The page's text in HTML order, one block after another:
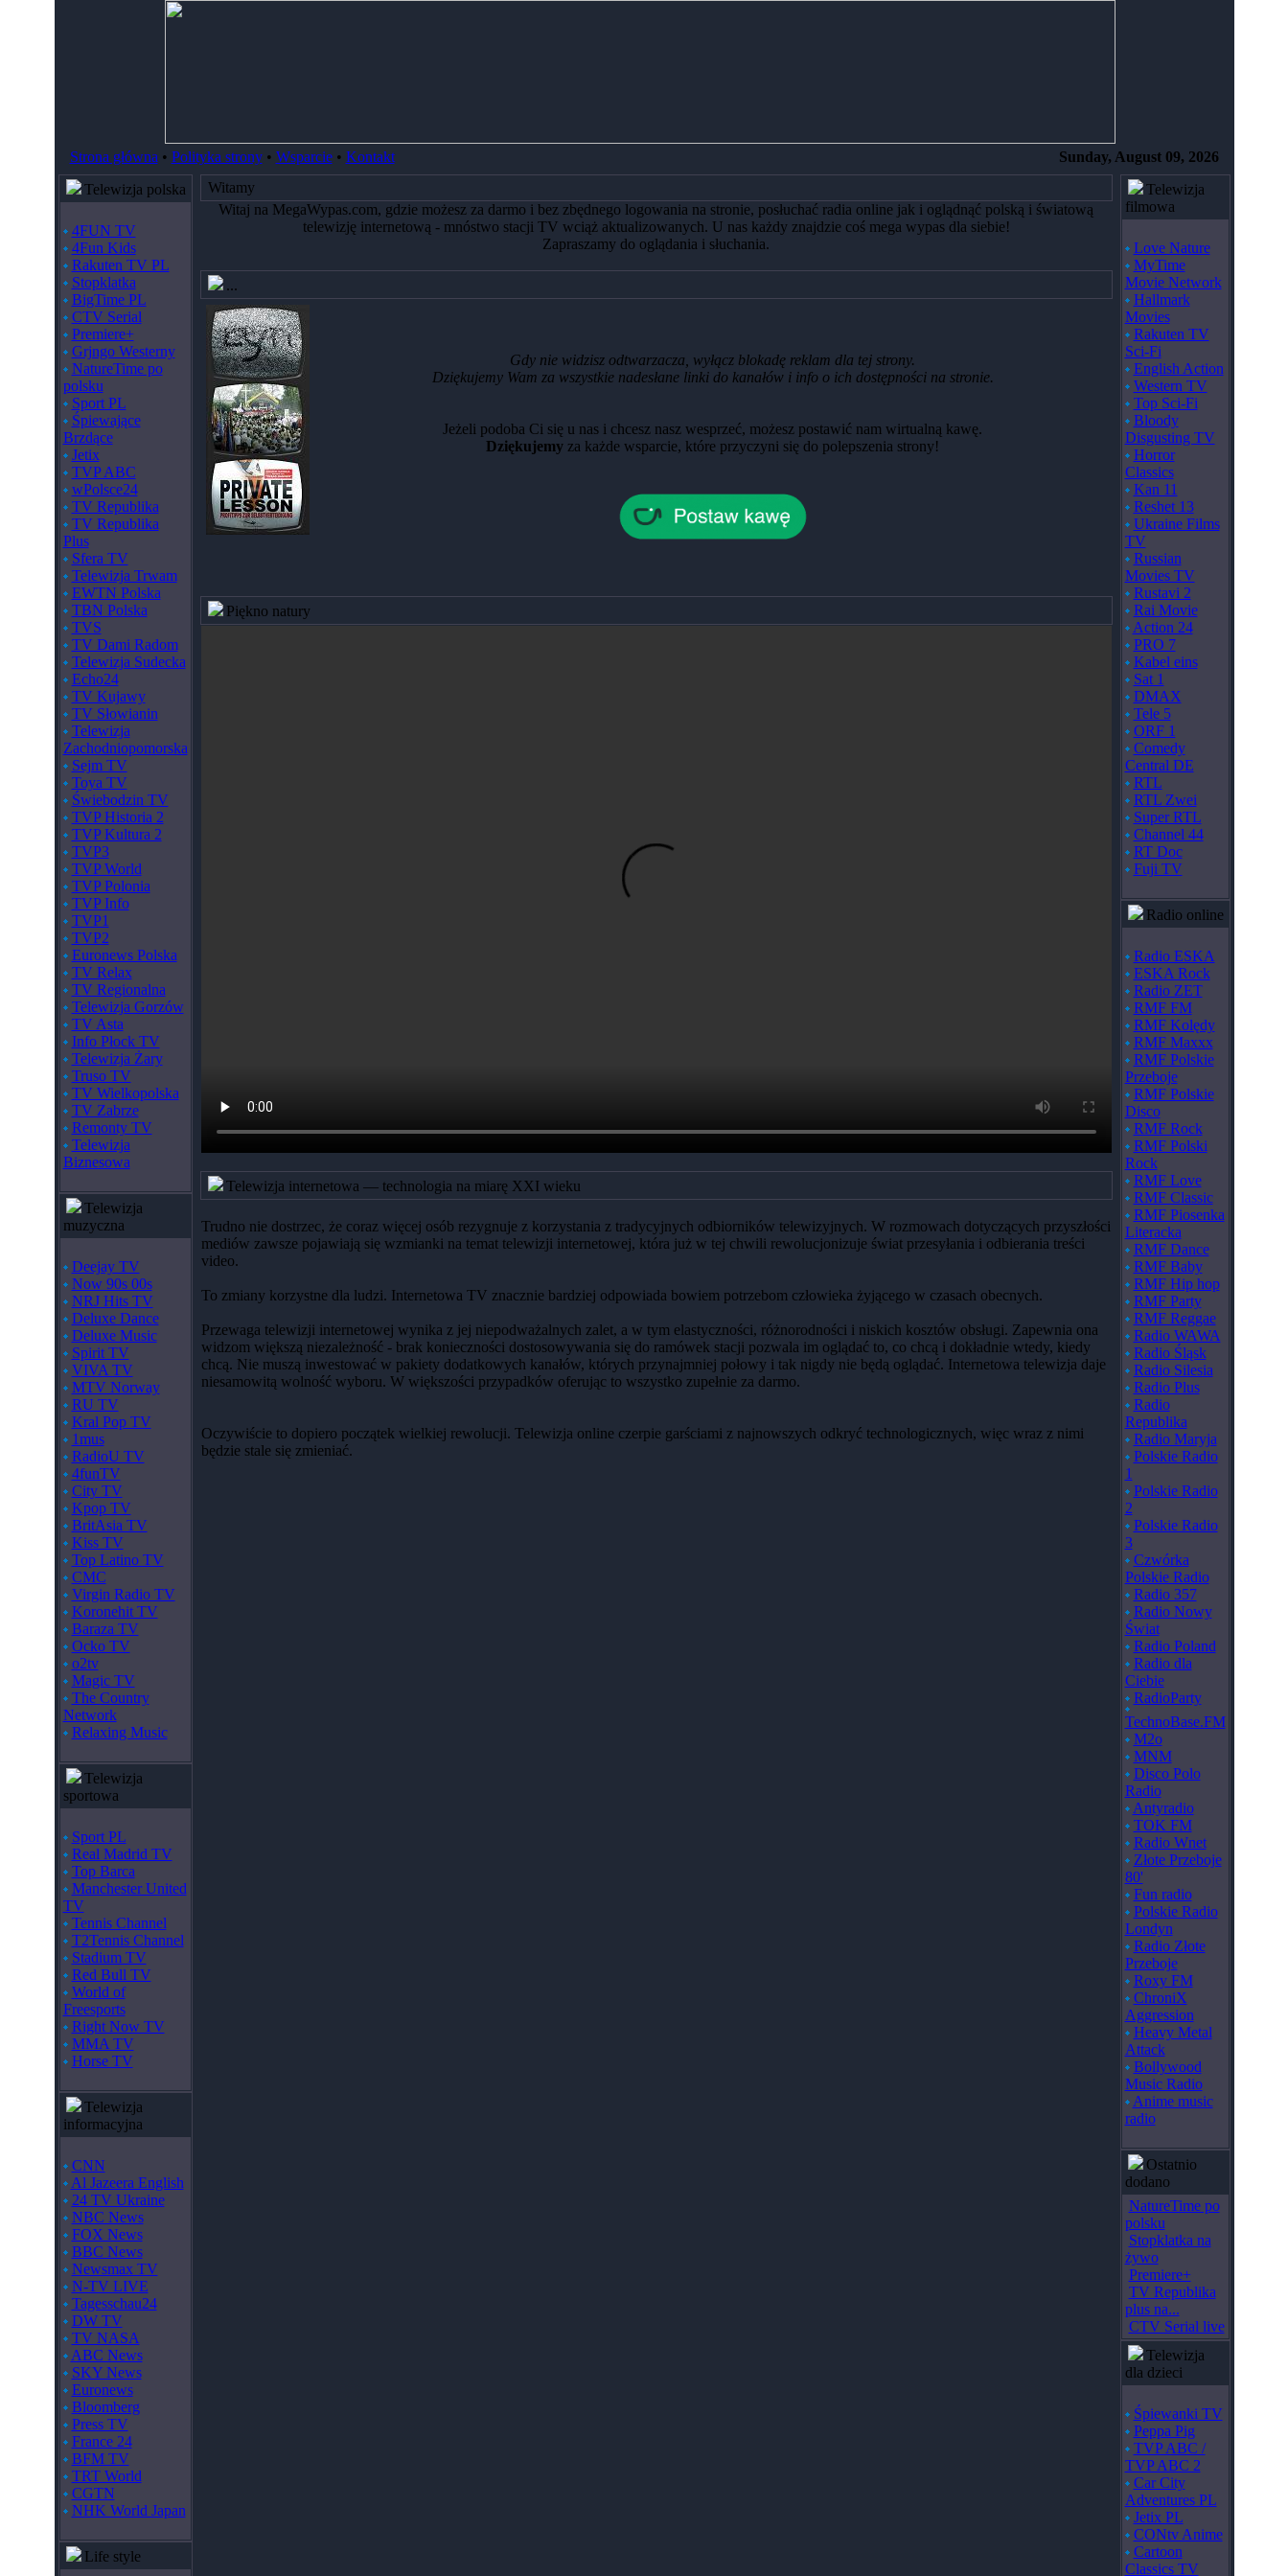
Strona główna • Polityka strony• Wsparcie• Kontakt
Sunday, August 09, 2026
Telewizja polska
4FUN TV
4Fun Kids
Rakuten TV PL
Stopklatka
BigTime PL
CTV Serial
Premiere+
Grjngo Westerny
NatureTime po
polsku
Sport PL
Śpiewające
Brzdące
Jetix
TVP ABC
wPolsce24
TV Republika
TV Republika
Plus
Sfera TV
Telewizja Trwam
EWTN Polska
TBN Polska
TVS
TV Dami Radom
Telewizja Sudecka
Echo24
TV Kujawy
TV Słowianin
Telewizja
Zachodniopomorska
Sejm TV
Toya TV
Świebodzin TV
TVP Historia 2
TVP Kultura 2
TVP3
TVP World
TVP Polonia
TVP Info
TVP1
TVP2
Euronews Polska
TV Relax
TV Regionalna
Telewizja Gorzów
TV Asta
Info Płock TV
Telewizja Żary
Truso TV
TV Wielkopolska
TV Zabrze
Remonty TV
Telewizja
Biznesowa
Telewizja
muzyczna
Deejay TV
Now 90s 00s
NRJ Hits TV
Deluxe Dance
Deluxe Music
Spirit TV
VIVA TV
MTV Norway
RU TV
Kral Pop TV
1mus
RadioU TV
4funTV
City TV
Kpop TV
BritAsia TV
Kiss TV
Top Latino TV
CMC
Virgin Radio TV
Koronehit TV
Baraza TV
Ocko TV
o2tv
Magic TV
The Country
Network
Relaxing Music
Telewizja
sportowa
Sport PL
Real Madrid TV
Top Barca
Manchester United
TV
Tennis Channel
T2Tennis Channel
Stadium TV
Red Bull TV
World of
Freesports
Right Now TV
MMA TV
Horse TV
Telewizja
informacyjna
CNN
Al Jazeera English
24 TV Ukraine
NBC News
FOX News
BBC News
Newsmax TV
N-TV LIVE
Tagesschau24
DW TV
TV NASA
ABC News
SKY News
Euronews
Bloomberg
Press TV
France 24
BFM TV
TRT World
CGTN
NHK World Japan
Life style
Witamy
Witaj na MegaWypas.com, gdzie możesz za darmo i bez zbędnego logowania na stronie, posłuchać radia online jak i oglądnąć polską i światową
telewizję internetową - mnóstwo stacji TV wciąż aktualizowanych. U nas każdy znajdzie coś mega wypas dla siebie!
Zapraszamy do oglądania i słuchania.
...
Gdy nie widzisz odtwarzacza, wyłącz blokadę reklam dla tej strony.
Dziękujemy Wam za wszystkie nadesłane linki do kanałów i info o ich dostępności na stronie.
Jeżeli podoba Ci się u nas i chcesz nasz wesprzeć, możesz postawić nam wirtualną kawę.
Dziękujemy za każde wsparcie, które przyczyni się do polepszenia strony!
Piękno natury
Telewizja internetowa — technologia na miarę XXI wieku
Trudno nie dostrzec, że coraz więcej osób rezygnuje z korzystania z tradycyjnych odbiorników telewizyjnych. W rozmowach dotyczących przyszłości
mediów zawsze pojawiają się wzmianki na temat telewizji internetowej, która już w tej chwili rewolucjonizuje świat przesyłania i odbierania treści
video.
To zmiany korzystne dla ludzi. Internetowa TV znacznie bardziej odpowiada bowiem potrzebom człowieka żyjącego w czasach obecnych.
Przewaga telewizji internetowej wynika z jej niepodważalnych zalet, a w tym elastyczności, różnorodności i niskich kosztów obsługi. Zapewnia ona
widzom większą niezależność - brak konieczności dostosowywania się do ramówek stacji pozwala im oglądać to, co chcą i dokładnie wtedy, kiedy
chcą. Nie muszą inwestować w pakiety dodatkowych kanałów, których przynajmniej połowy i tak nigdy nie będą oglądać. Internetowa telewizja daje
niesamowitą wolność wyboru. W większości przypadków oferując to wszystko zupełnie za darmo.
Oczywiście to dopiero początek wielkiej rewolucji. Telewizja online czerpie garściami z najnowszych odkryć technologicznych, więc wraz z nimi
będzie stale się zmieniać.
Telewizja
filmowa
Love Nature
MyTime
Movie Network
Hallmark
Movies
Rakuten TV
Sci-Fi
English Action
Western TV
Top Sci-Fi
Bloody
Disgusting TV
Horror
Classics
Kan 11
Reshet 13
Ukraine Films
TV
Russian
Movies TV
Rustavi 2
Rai Movie
Action 24
PRO 7
Kabel eins
Sat 1
DMAX
Tele 5
ORF 1
Comedy
Central DE
RTL
RTL Zwei
Super RTL
Channel 44
RT Doc
Fuji TV
Radio online
Radio ESKA
ESKA Rock
Radio ZET
RMF FM
RMF Kolędy
RMF Maxxx
RMF Polskie
Przeboje
RMF Polskie
Disco
RMF Rock
RMF Polski
Rock
RMF Love
RMF Classic
RMF Piosenka
Literacka
RMF Dance
RMF Baby
RMF Hip hop
RMF Party
RMF Reggae
Radio WAWA
Radio Śląsk
Radio Silesia
Radio Plus
Radio
Republika
Radio Maryja
Polskie Radio
1
Polskie Radio
2
Polskie Radio
3
Czwórka
Polskie Radio
Radio 357
Radio Nowy
Świat
Radio Poland
Radio dla
Ciebie
RadioParty
TechnoBase.FM
M2o
MNM
Disco Polo
Radio
Antyradio
TOK FM
Radio Wnet
Złote Przeboje
80'
Fun radio
Polskie Radio
Londyn
Radio Złote
Przeboje
Roxy FM
ChroniX
Aggression
Heavy Metal
Attack
Bollywood
Music Radio
Anime music
radio
Ostatnio
dodano
NatureTime po
polsku
Stopklatka na
żywo
Premiere+
TV Republika
plus na...
CTV Serial live
Telewizja
dla dzieci
Śpiewanki TV
Peppa Pig
TVP ABC /
TVP ABC 2
Car City
Adventures PL
Jetix PL
CONtv Anime
Cartoon
Classics TV